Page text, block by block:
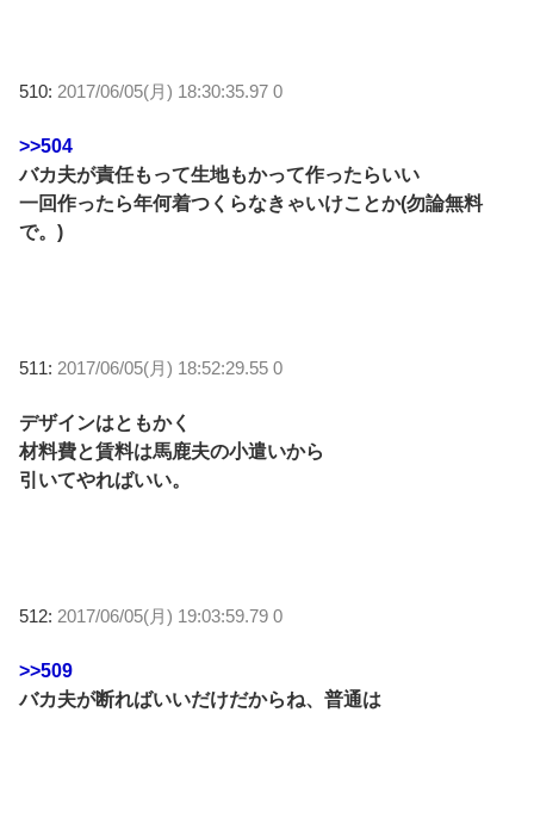
510: 2017/06/05(月) 18:30:35.97 0
>>504
バカ夫が責任もって生地もかって作ったらいい
一回作ったら年何着つくらなきゃいけことか(勿論無料
で。)
511: 2017/06/05(月) 18:52:29.55 0
デザインはともかく
材料費と賃料は馬鹿夫の小遣いから
引いてやればいい。
512: 2017/06/05(月) 19:03:59.79 0
>>509
バカ夫が断ればいいだけだからね、普通は